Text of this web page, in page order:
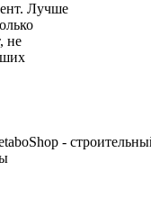
Лучше
не
-